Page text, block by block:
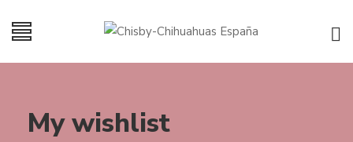
My wishlist